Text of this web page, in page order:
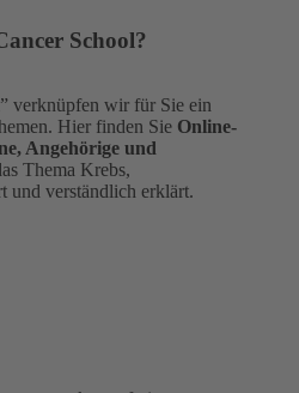
School?
verknüpfen wir für Sie ein
Hier finden Sie Online-
Angehörige und
Thema Krebs,
und verständlich erklärt.